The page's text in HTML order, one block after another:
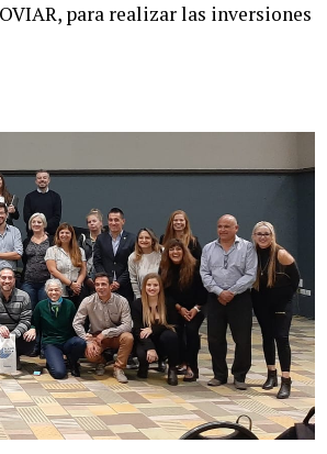
para realizar las inversiones